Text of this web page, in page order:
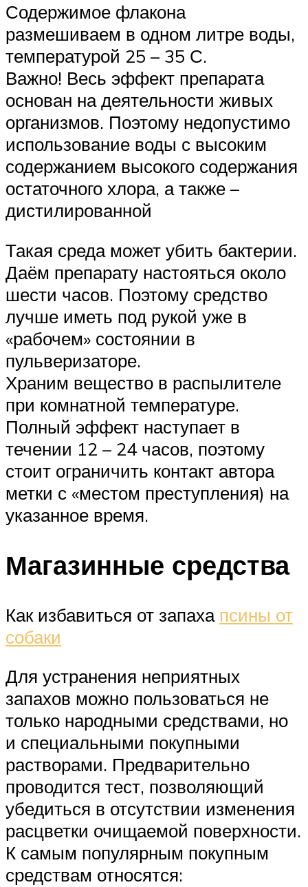
Содержимое флакона
размешиваем в одном литре воды,
температурой 25 – 35 С.
Важно! Весь эффект препарата
основан на деятельности живых
организмов. Поэтому недопустимо
использование воды с высоким
содержанием высокого содержания
остаточного хлора, а также –
дистилированной
Такая среда может убить бактерии.
Даём препарату настояться около
шести часов. Поэтому средство
лучше иметь под рукой уже в
«рабочем» состоянии в
пульверизаторе.
Храним вещество в распылителе
при комнатной температуре.
Полный эффект наступает в
течении 12 – 24 часов, поэтому
стоит ограничить контакт автора
метки с «местом преступления) на
указанное время.
Магазинные средства
Как избавиться от запаха псины от
собаки
Для устранения неприятных
запахов можно пользоваться не
только народными средствами, но
и специальными покупными
растворами. Предварительно
проводится тест, позволяющий
убедиться в отсутствии изменения
расцветки очищаемой поверхности.
К самым популярным покупным
средствам относятся: